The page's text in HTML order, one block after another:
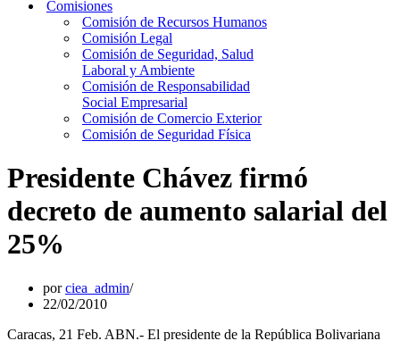
Comisiones
Comisión de Recursos Humanos
Comisión Legal
Comisión de Seguridad, Salud
Laboral y Ambiente
Comisión de Responsabilidad
Social Empresarial
Comisión de Comercio Exterior
Comisión de Seguridad Física
Presidente Chávez firmó
decreto de aumento salarial del
25%
porciea_admin
22/02/2010
Caracas, 21 Feb. ABN.- El presidente de la República Bolivariana